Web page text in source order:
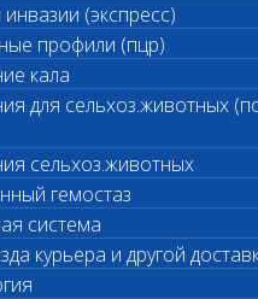
(экспресс)
профили (пцр)
кала
для сельхоз.животных
сельхоз.животных
гемостаз
система
курьера и другой
биохимических